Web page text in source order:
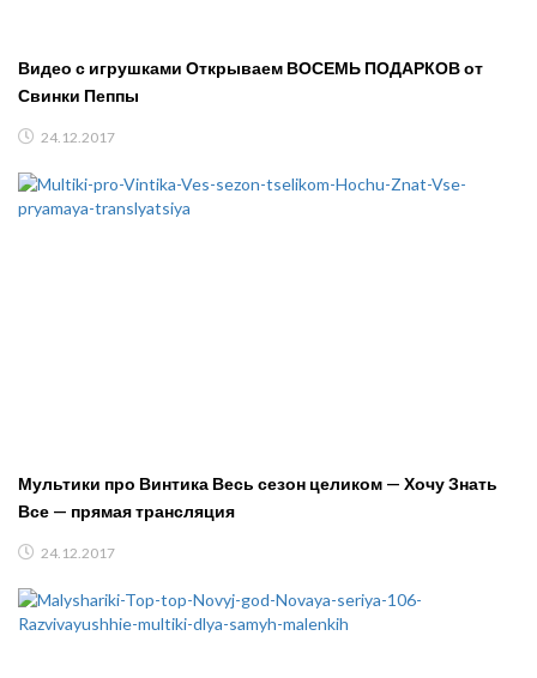
Видео с игрушками Открываем ВОСЕМЬ ПОДАРКОВ от
Свинки Пеппы
24.12.2017
Мультики про Винтика Весь сезон целиком — Хочу Знать
Все — прямая трансляция
24.12.2017